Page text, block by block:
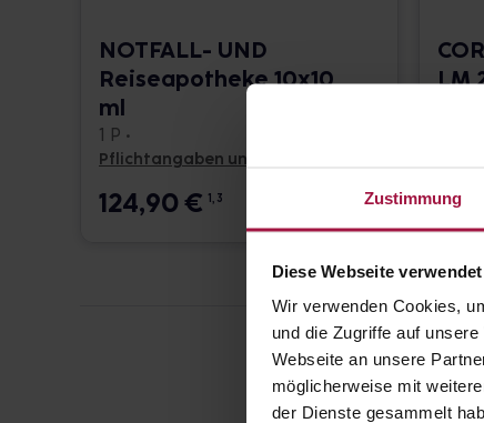
Zustimmung
Diese Webseite
Wir verwenden Cookies,
und die Zugriffe auf
Webseite an unsere
möglicherweise mit
der Dienste gesammelt
NOTFALL- UND
Reiseapotheke 10x10
ml
1 P •
Pflichtangaben und Details
124,90€ 1, 3
LM